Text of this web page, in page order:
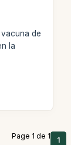
de
la
Page 1 de 1 1